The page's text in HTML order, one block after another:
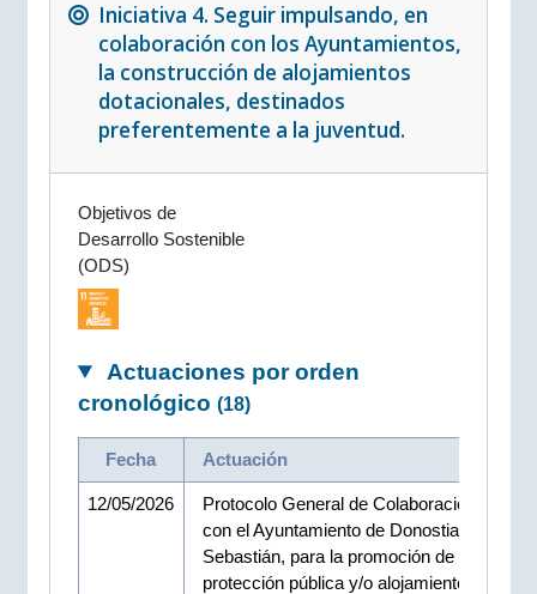
Iniciativa 4. Seguir impulsando, en
colaboración con los Ayuntamientos,
la construcción de alojamientos
dotacionales, destinados
preferentemente a la juventud.
Objetivos de
Desarrollo Sostenible
(ODS)
Actuaciones por orden
cronológico (18)
Fecha Actuación
12/05/2026
Protocolo General de Colaboración a
con el Ayuntamiento de Donostia-San
Sebastián, para la promoción de viviendas
protección pública y/o alojamientos